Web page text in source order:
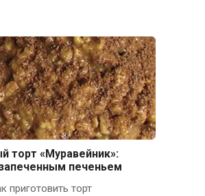
торт «Муравейник»:
печеньем
приготовить торт